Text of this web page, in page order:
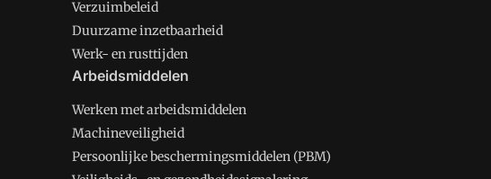
Verzuimbeleid
Duurzame inzetbaarheid
Werk- en rusttijden
Arbeidsmiddelen
Werken met arbeidsmiddelen
Machineveiligheid
Persoonlijke beschermingsmiddelen (PBM)